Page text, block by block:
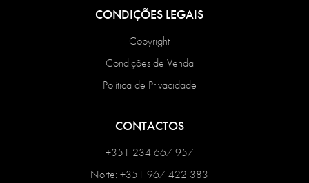
CONDIÇÕES LEGAIS
Copyright
Condições de Venda
Política de Privacidade
CONTACTOS
+351 234 667 957
Norte: +351 967 422 383